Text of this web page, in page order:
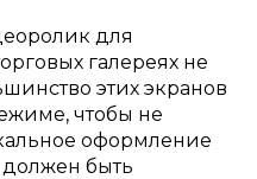
для
галереях не
этих экранов
чтобы не
оформление
должен быть